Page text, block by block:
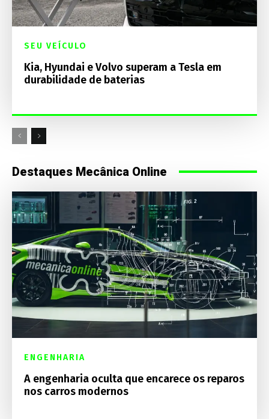
SEU VEÍCULO
Kia, Hyundai e Volvo superam a Tesla em
durabilidade de baterias
Destaques Mecânica Online
ENGENHARIA
A engenharia oculta que encarece os reparos
nos carros modernos